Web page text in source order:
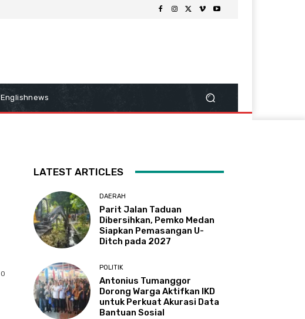
Englishnews
0
LATEST ARTICLES
DAERAH
Parit Jalan Taduan
Dibersihkan, Pemko Medan
Siapkan Pemasangan U-
Ditch pada 2027
POLITIK
Antonius Tumanggor
Dorong Warga Aktifkan IKD
untuk Perkuat Akurasi Data
Bantuan Sosial